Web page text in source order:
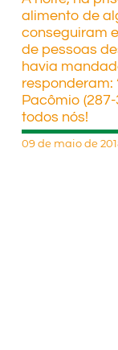
alimento de
conseguiram
de pessoas
havia
responderam:
Pacômio
todos nós!
09 de maio de